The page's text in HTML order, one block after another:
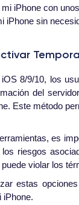
iPhone con
iPhone sin
8/9/10, los
del
Este método
es
riesgos
violar los
estas
iPhone.